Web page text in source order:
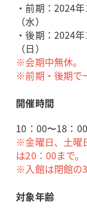
・前期：2024
（水）
・後期：2024
（日）
※会期中無休。
※前期・後期で
開催時間
10：00〜18：00
※金曜日、土曜
は20：00まで。
※入館は閉館の
対象年齢